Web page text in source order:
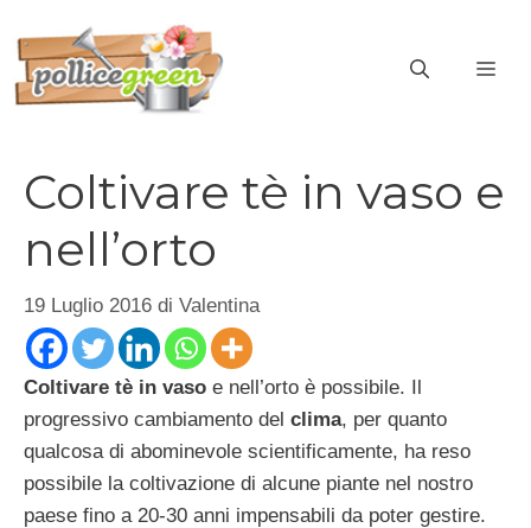
contenuto
Coltivare tè in vaso e
nell’orto
19 Luglio 2016 di Valentina
Coltivare tè in vaso e nell’orto è possibile. Il
progressivo cambiamento del clima, per quanto
qualcosa di abominevole scientificamente, ha reso
possibile la coltivazione di alcune piante nel nostro
paese fino a 20-30 anni impensabili da poter gestire.